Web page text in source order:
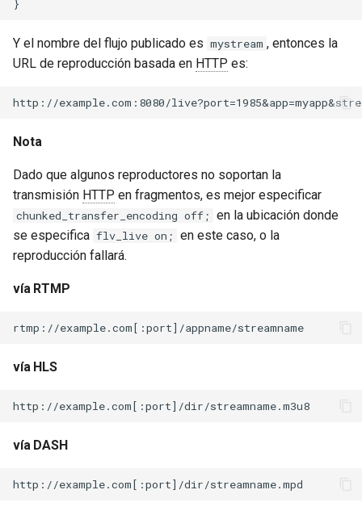
worker-events
xxhash
Y el nombre del flujo publicado es mystream , entonces la
URL de reproducción basada en HTTP es:
Nota
Dado que algunos reproductores no soportan la
transmisión HTTP en fragmentos, es mejor especificar
chunked_transfer_encoding off; en la ubicación donde
se especifica flv_live on; en este caso, o la
reproducción fallará.
vía RTMP
vía HLS
vía DASH